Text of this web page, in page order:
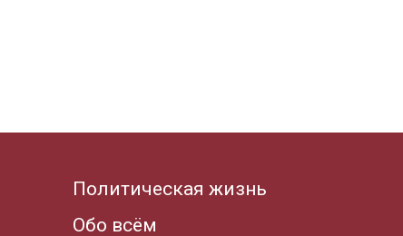
Политическая жизнь
Обо всём